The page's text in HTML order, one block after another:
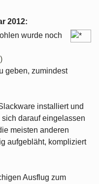
2012:
wurde noch
geben, zumindest
installiert und
darauf eingelassen
meisten anderen
aufgebläht, kompliziert
Ausflug zum